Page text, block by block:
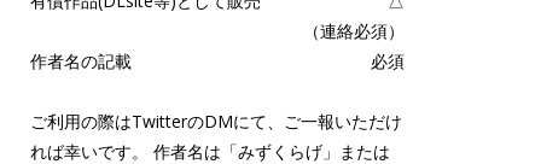
（連絡必須）
作者名の記載
必須
ご利用の際はTwitterのDMにて、ご一報いただけ
れば幸いです。 作者名は「みずくらげ」または